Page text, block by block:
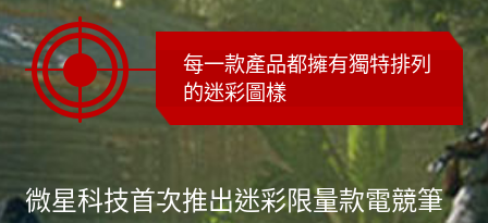
每一款產品都擁有獨特排列
的迷彩圖樣
微星科技首次推出迷彩限量款電競筆